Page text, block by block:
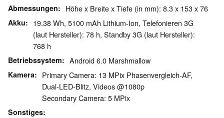
Abmessungen Höhe x Breite x Tiefe (in mm): 8.3 x 153 x 76
Akku
19.38 Wh, 5100 mAh Lithium-Ion, Telefonieren 3G
(laut Hersteller): 78 h, Standby 3G (laut Hersteller):
768 h
Betriebssystem Android 6.0 Marshmallow
Kamera
Primary Camera: 13 MPix Phasenvergleich-AF,
Dual-LED-Blitz, Videos @1080p
Secondary Camera: 5 MPix
Sonstiges